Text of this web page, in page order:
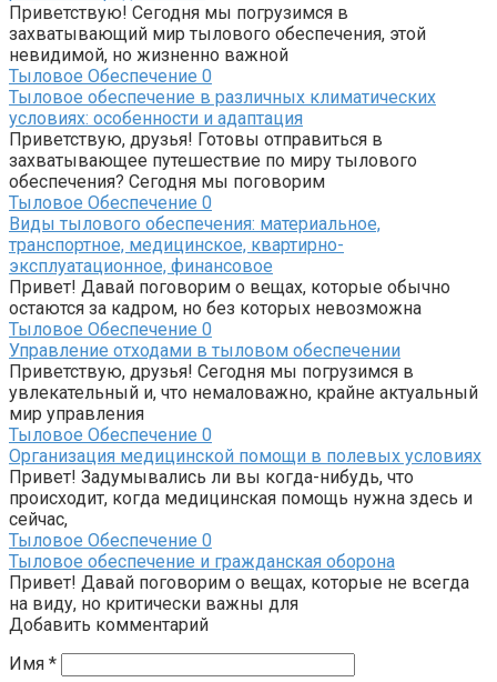
Приветствую! Сегодня мы погрузимся в
захватывающий мир тылового обеспечения, этой
невидимой, но жизненно важной
Тыловое Обеспечение 0
Тыловое обеспечение в различных климатических
условиях: особенности и адаптация
Приветствую, друзья! Готовы отправиться в
захватывающее путешествие по миру тылового
обеспечения? Сегодня мы поговорим
Тыловое Обеспечение 0
Виды тылового обеспечения: материальное,
транспортное, медицинское, квартирно-
эксплуатационное, финансовое
Привет! Давай поговорим о вещах, которые обычно
остаются за кадром, но без которых невозможна
Тыловое Обеспечение 0
Управление отходами в тыловом обеспечении
Приветствую, друзья! Сегодня мы погрузимся в
увлекательный и, что немаловажно, крайне актуальный
мир управления
Тыловое Обеспечение 0
Организация медицинской помощи в полевых условиях
Привет! Задумывались ли вы когда-нибудь, что
происходит, когда медицинская помощь нужна здесь и
сейчас,
Тыловое Обеспечение 0
Тыловое обеспечение и гражданская оборона
Привет! Давай поговорим о вещах, которые не всегда
на виду, но критически важны для
Добавить комментарий
Имя *